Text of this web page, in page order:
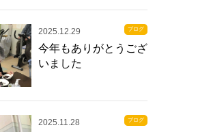
2025.12.29 ブログ
今年もありがとうござ
いました
2025.11.28 ブログ